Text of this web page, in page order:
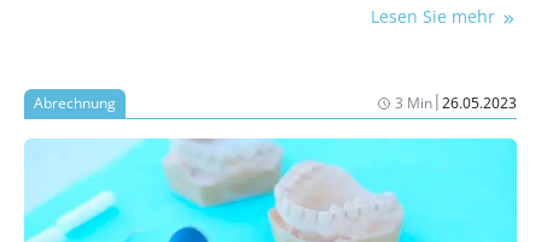
Lesen Sie mehr
Abrechnung 3 Min|26.05.2023